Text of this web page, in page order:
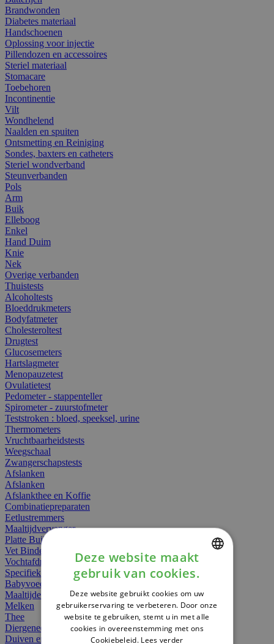
Brandwonden
Diabetes materiaal
Handschoenen
Oplossing voor injectie
Pillendozen en accessoires
Steriel materiaal
Stomacare
Toebehoren
Incontinentie
Vilt
Wondhelend
Naalden en spuiten
Ontsmetting en Reiniging
Sondes, baxters en catheters
Steriel wondverband
Steunverbanden
Pols
Arm
Buik
Elleboog
Enkel
Hand Duim
Knie
Nek
Overige verbanden
Thuistests
Alcoholtests
Bloeddrukmeters
Bodyfatmeter
Cholesteroltest
Drugtest
Glucosemeters
Hartslagmeter
Menopauzetest
Ovulatietest
Pedometer - stappenteller
Spirometer - zuurstofmeter
Teststroken : bloed, speeksel, urine
Thermometers
Vruchtbaarheidstests
Weegschaal
Zwangerschapstests
Afslanken
Afslanken
Afslankthee en Koffie
Combinatiepreparaten
Eetlustremmers
Maaltijdvervanger
Platte Buik
Vet Binders
Vochtafdrijvers
Specifieke Voeding
Babyvoeding
Maaltijden
Melken
Thee
Diergeneesmiddelen
Duiven en vogels
DUTCH
FRENCH
ENGLISH
Deze website maakt
gebruik van cookies.
Deze website gebruikt cookies om uw
gebruikerservaring te verbeteren. Door onze
website te gebruiken, stemt u in met alle
cookies in overeenstemming met ons
Cookiebeleid. Lees verder